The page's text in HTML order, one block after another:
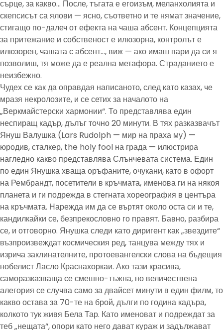
сърце, за какво… После, тъгата е егоизъм, меланхолията и
скепсисът са ялови — ясно, съответно и те нямат значение,
стигащо по-далеч от ефекта на чаша абсент. Концепцията
за притежание и собственост е илюзорна, контролът е
илюзорен, чашата с абсент…, виж — ако имаш пари да си я
позволиш, тя може да е реална метафора. Страданието е
неизбежно.
Чудех се как да оправдая написаното, след като казах, че
мразя некролозите, и се сетих за началото на
„Веркмайстерски хармонии“. То представлява един
неспиращ кадър, дълъг точно 20 минути. В тях разказвачът
Януш Валушка (Lars Rudolph — мир на праха му) —
юродив, сталкер, the holy fool на града — илюстрира
нагледно какво представлява Слънчевата система. Един
по един Янушка хваща оръфаните, очукани, като в офорт
на Рембрандт, посетители в кръчмата, именова ги на някоя
планета и ги подрежда в стегната хореография в центъра
на кръчмата. Нарежда им да се въртят около оста си и те,
кандилкайки се, безпрекословно го правят. Бавно, разбира
се, и отговорно. Янушка следи като диригент как „звездите“
възпроизвеждат космическия ред, танцува между тях и
изрича заклинателните, протоевангелски слова на бъдещия
нобелист Ласло Краснахоркаи. Ако тази красива,
саморазказваща се смешно-тъжна, но величествена
алегория се случва само за двайсет минути в един филм, то
какво остава за 70-те на брой, дълги по година кадъра,
колкото тук живя Бела Тар. Като именоват и подреждат за
теб „нещата“, опори като него дават кураж и задължават